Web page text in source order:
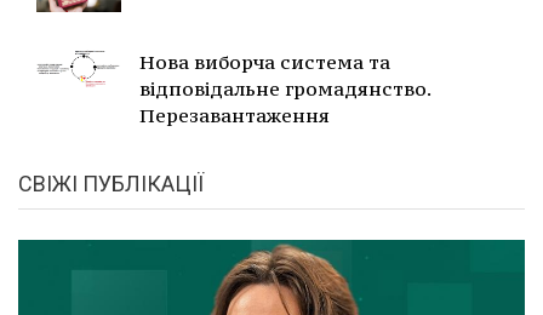
Нова виборча система та
відповідальне громадянство.
Перезавантаження
СВІЖІ ПУБЛІКАЦІЇ